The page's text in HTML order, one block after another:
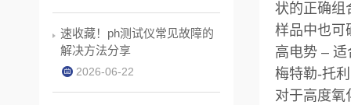
状的正确组
样品中也可
高电势 –
梅特勒-托
对于高度氧
速收藏！ph测试仪常见故障的
解决方法分享
2026-06-22